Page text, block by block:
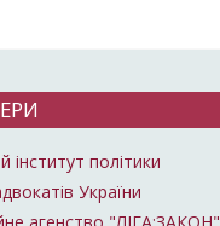
інститут політики
України